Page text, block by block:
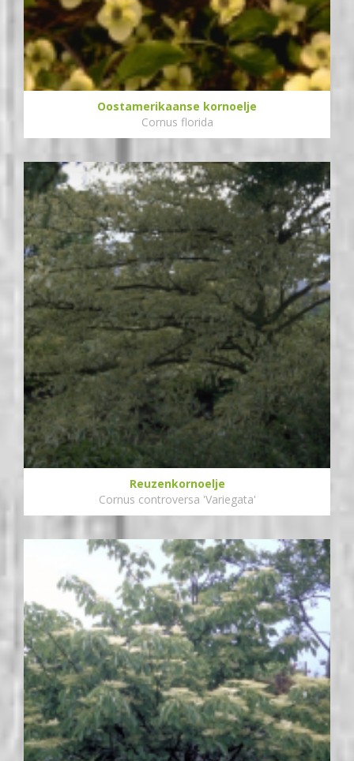
Oostamerikaanse kornoelje
Cornus florida
Reuzenkornoelje
Cornus controversa 'Variegata'